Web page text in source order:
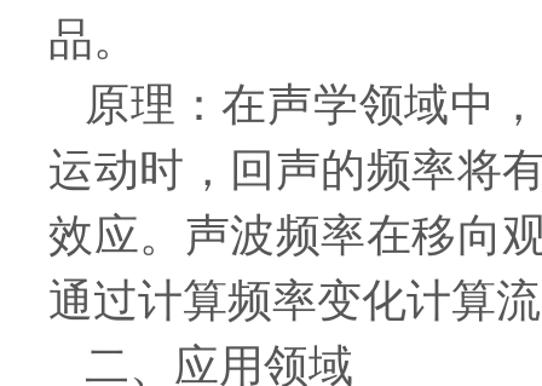
品。
原理：在声学领域中
运动时，回声的频率将
效应。声波频率在移向
通过计算频率变化计算
二、应用领域